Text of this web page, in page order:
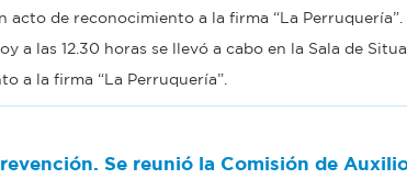
acto de reconocimiento a la firma “La Perruquería”.
a las 12.30 horas se llevó a cabo en la Sala de
a la firma “La Perruquería”.
Se reunió la Comisión de